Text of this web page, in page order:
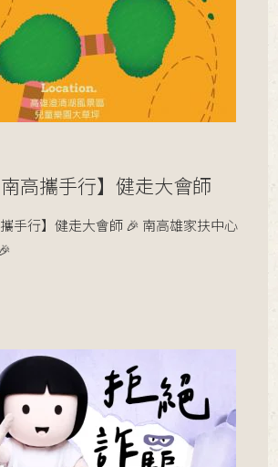
南高攜手行】健走大會師
攜手行】健走大會師 🎉 南高雄家扶中心